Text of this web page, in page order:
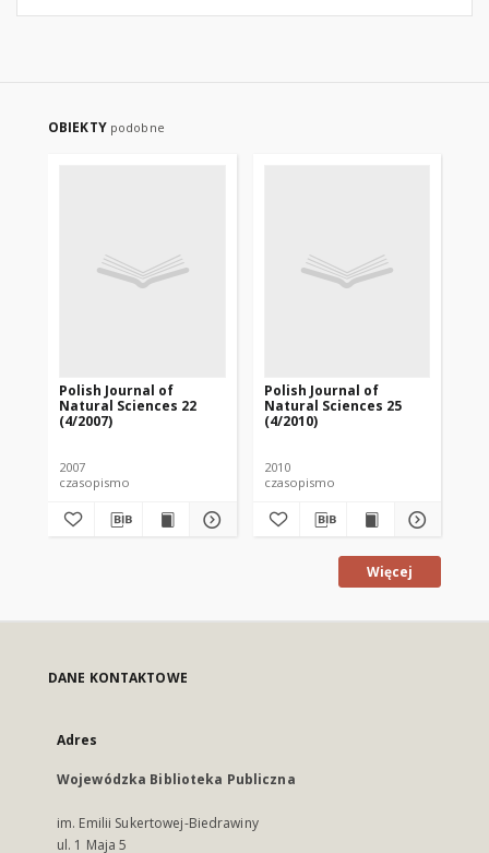
OBIEKTY podobne
Polish Journal of
Natural Sciences 22
(4/2007)
2007
czasopismo
Polish Journal of
Natural Sciences 25
(4/2010)
2010
czasopismo
Więcej
DANE KONTAKTOWE
Adres
Wojewódzka Biblioteka Publiczna
im. Emilii Sukertowej-Biedrawiny
ul. 1 Maja 5